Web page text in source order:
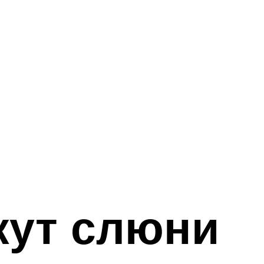
слюни